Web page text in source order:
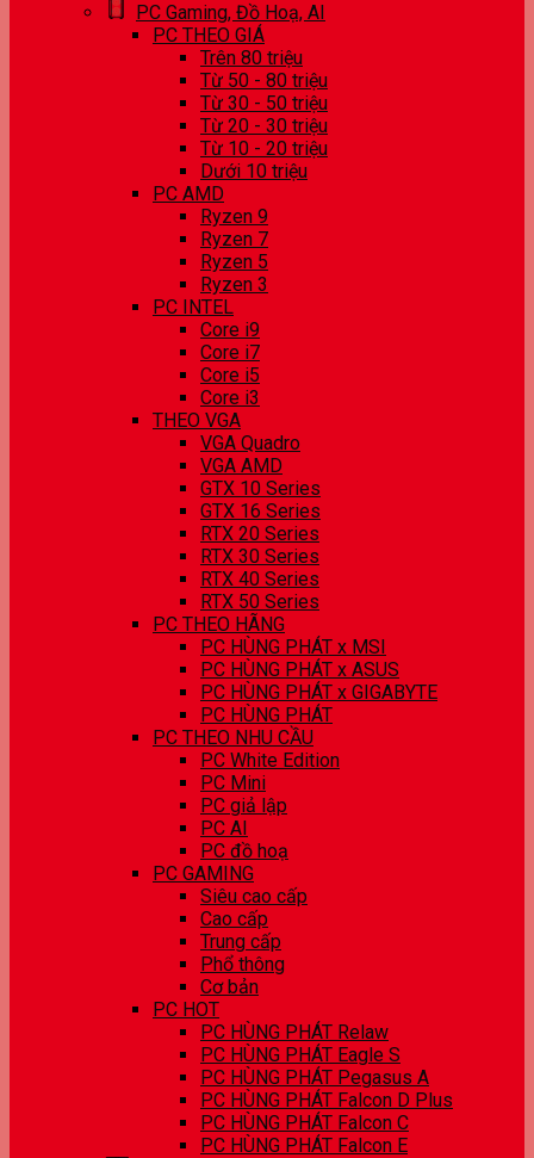
PC Gaming, Đồ Hoạ, AI
PC THEO GIÁ
Trên 80 triệu
Từ 50 - 80 triệu
Từ 30 - 50 triệu
Từ 20 - 30 triệu
Từ 10 - 20 triệu
Dưới 10 triệu
PC AMD
Ryzen 9
Ryzen 7
Ryzen 5
Ryzen 3
PC INTEL
Core i9
Core i7
Core i5
Core i3
THEO VGA
VGA Quadro
VGA AMD
GTX 10 Series
GTX 16 Series
RTX 20 Series
RTX 30 Series
RTX 40 Series
RTX 50 Series
PC THEO HÃNG
PC HÙNG PHÁT x MSI
PC HÙNG PHÁT x ASUS
PC HÙNG PHÁT x GIGABYTE
PC HÙNG PHÁT
PC THEO NHU CẦU
PC White Edition
PC Mini
PC giả lập
PC AI
PC đồ hoạ
PC GAMING
Siêu cao cấp
Cao cấp
Trung cấp
Phổ thông
Cơ bản
PC HOT
PC HÙNG PHÁT Relaw
PC HÙNG PHÁT Eagle S
PC HÙNG PHÁT Pegasus A
PC HÙNG PHÁT Falcon D Plus
PC HÙNG PHÁT Falcon C
PC HÙNG PHÁT Falcon E